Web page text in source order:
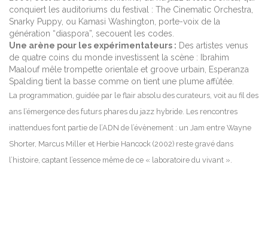
conquiert les auditoriums du festival : The Cinematic Orchestra,
Snarky Puppy, ou Kamasi Washington, porte-voix de la
génération “diaspora”, secouent les codes.
Une arène pour les expérimentateurs : Des artistes venus
de quatre coins du monde investissent la scène : Ibrahim
Maalouf mêle trompette orientale et groove urbain, Esperanza
Spalding tient la basse comme on tient une plume affûtée.
La programmation, guidée par le flair absolu des curateurs, voit au fil des
ans l’émergence des futurs phares du jazz hybride. Les rencontres
inattendues font partie de l’ADN de l’évènement : un Jam entre Wayne
Shorter, Marcus Miller et Herbie Hancock (2002) reste gravé dans
l’histoire, captant l’essence même de ce « laboratoire du vivant ».